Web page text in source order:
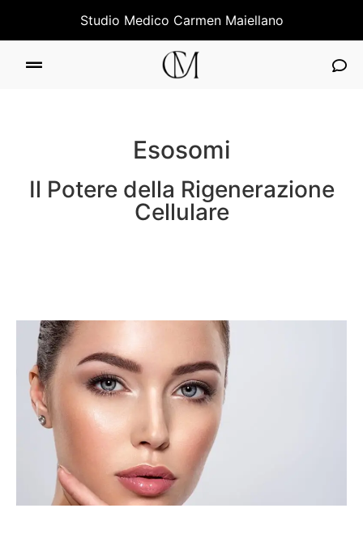
Studio Medico Carmen Maiellano
Esosomi
Il Potere della Rigenerazione
Cellulare